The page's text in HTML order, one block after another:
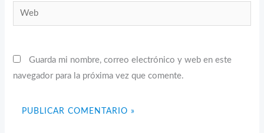
Web
Guarda mi nombre, correo electrónico y web en este
navegador para la próxima vez que comente.